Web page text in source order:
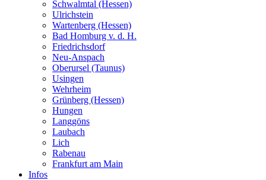
Schwalmtal (Hessen)
Ulrichstein
Wartenberg (Hessen)
Bad Homburg v. d. H.
Friedrichsdorf
Neu-Anspach
Oberursel (Taunus)
Usingen
Wehrheim
Grünberg (Hessen)
Hungen
Langgöns
Laubach
Lich
Rabenau
Frankfurt am Main
Infos